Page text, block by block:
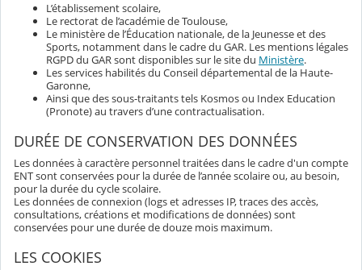
L’établissement scolaire,
Le rectorat de l’académie de Toulouse,
Le ministère de l’Éducation nationale, de la Jeunesse et des
Sports, notamment dans le cadre du GAR. Les mentions légales
RGPD du GAR sont disponibles sur le site du Ministère.
Les services habilités du Conseil départemental de la Haute-
Garonne,
Ainsi que des sous-traitants tels Kosmos ou Index Education
(Pronote) au travers d’une contractualisation.
DURÉE DE CONSERVATION DES DONNÉES
Les données à caractère personnel traitées dans le cadre d'un compte
ENT sont conservées pour la durée de l’année scolaire ou, au besoin,
pour la durée du cycle scolaire.
Les données de connexion (logs et adresses IP, traces des accès,
consultations, créations et modifications de données) sont
conservées pour une durée de douze mois maximum.
LES COOKIES